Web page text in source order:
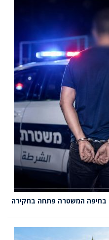
בחיפה המשטרה פתחה בחקירה